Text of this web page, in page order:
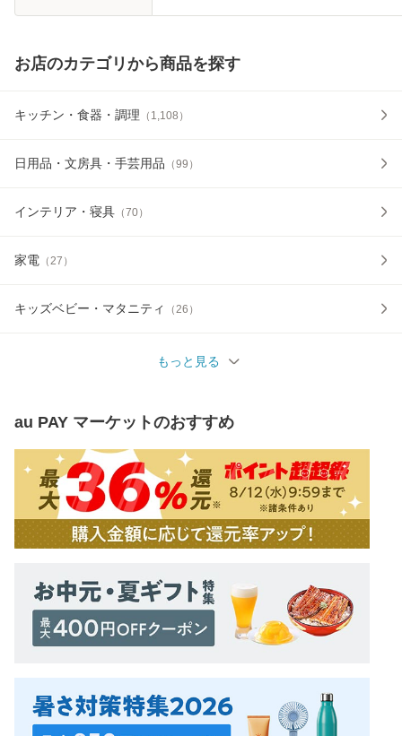
お店のカテゴリから商品を探す
キッチン・食器・調理 （ 1,108 ）
日用品・文房具・手芸用品 （99 ）
インテリア・寝具 （70）
家電 （27 ）
キッズベビー・マタニティ （26 ）
もっと見る
au PAY マーケットのおすすめ